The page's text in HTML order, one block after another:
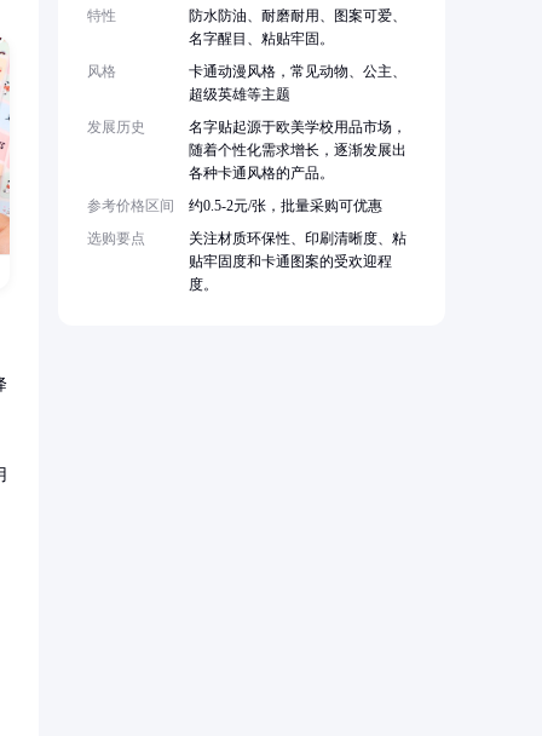
特性
防水防油、耐磨耐用、图案可爱、
名字醒目、粘贴牢固。
风格
卡通动漫风格，常见动物、公主、
超级英雄等主题
发展历史
名字贴起源于欧美学校用品市场，
随着个性化需求增长，逐渐发展出
各种卡通风格的产品。
参考价格区间
约0.5-2元/张，批量采购可优惠
选购要点
关注材质环保性、印刷清晰度、粘
贴牢固度和卡通图案的受欢迎程
度。